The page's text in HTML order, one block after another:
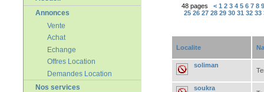
Annonces
Vente
Achat
Echange
Offres Location
Demandes Location
Nos services
48 pages < 1 2 3 4 5 6 7 8
25 26 27 28 29 30 31 32 33
Localite
soliman
soukra